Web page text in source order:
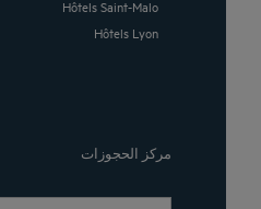
Hôtels Saint-Malo
Hôtels Lyon
مركز الحجوزات